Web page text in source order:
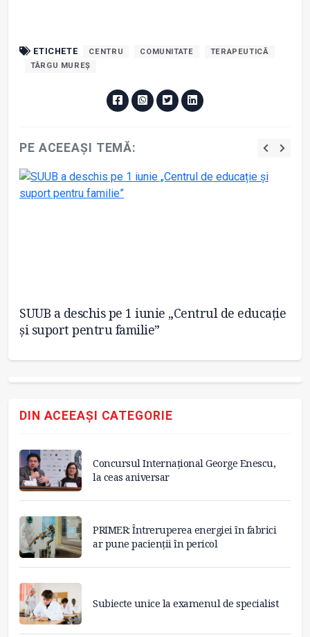
ETICHETE CENTRU COMUNITATE
TERAPEUTICĂ
TÂRGU MUREȘ
PE ACEEAȘI TEMĂ:
SUUB a deschis pe 1 iunie „Centrul de educație
și suport pentru familie”
DIN ACEEAȘI CATEGORIE
Concursul Internațional George Enescu,
la ceas aniversar
PRIMER: Întreruperea energiei în fabrici
ar pune pacienții în pericol
Subiecte unice la examenul de specialist